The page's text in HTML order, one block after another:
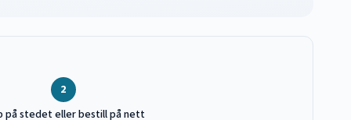
2
på stedet eller bestill på nett